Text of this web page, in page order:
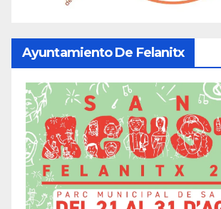
Ayuntamiento De Felanitx